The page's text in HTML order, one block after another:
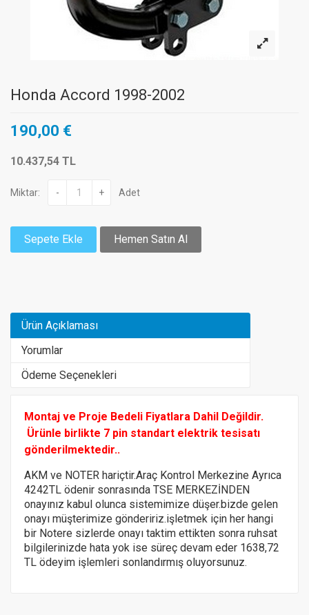
Honda Accord 1998-2002
190,00 €
10.437,54 TL
Miktar: - + Adet
Sepete Ekle Hemen Satın Al
Ürün Açıklaması
Yorumlar
Ödeme Seçenekleri
Montaj ve Proje Bedeli Fiyatlara Dahil Değildir.
Ürünle birlikte 7 pin standart elektrik tesisatı
gönderilmektedir..
AKM ve NOTER hariçtir.Araç Kontrol Merkezine Ayrıca
4242TL ödenir sonrasında TSE MERKEZİNDEN
onayınız kabul olunca sistemimize düşer.bizde gelen
onayı müşterimize göndeririz.işletmek için her hangi
bir Notere sizlerde onayı taktim ettikten sonra ruhsat
bilgilerinizde hata yok ise süreç devam eder 1638,72
TL ödeyim işlemleri sonlandırmış oluyorsunuz.